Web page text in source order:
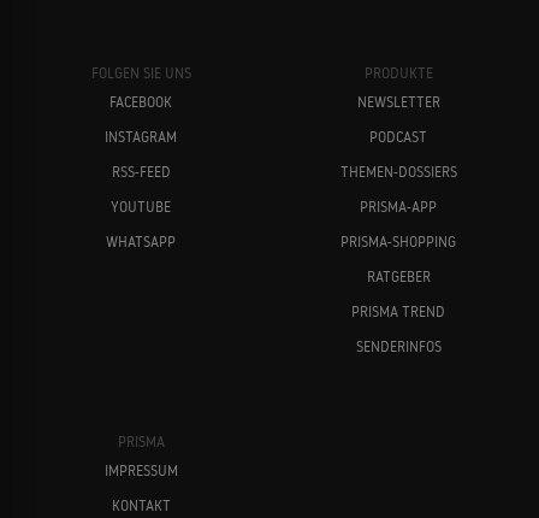
FOLGEN SIE UNS
FACEBOOK
INSTAGRAM
RSS-FEED
YOUTUBE
WHATSAPP
PRODUKTE
NEWSLETTER
PODCAST
THEMEN-DOSSIERS
PRISMA-APP
PRISMA-SHOPPING
RATGEBER
PRISMA TREND
SENDERINFOS
PRISMA
IMPRESSUM
KONTAKT